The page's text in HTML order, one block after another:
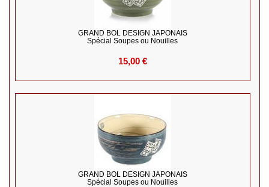
GRAND BOL DESIGN JAPONAIS
Spécial Soupes ou Nouilles
15,00 €
GRAND BOL DESIGN JAPONAIS
Spécial Soupes ou Nouilles